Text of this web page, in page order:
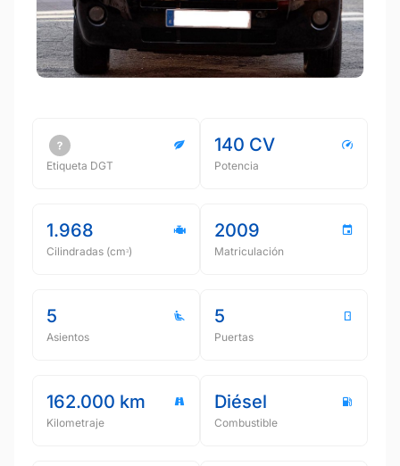
Etiqueta DGT
140 CV
Potencia
1.968
Cilindradas (cmᵌ)
2009
Matriculación
5
Asientos
5
Puertas
162.000 km
Kilometraje
Diésel
Combustible